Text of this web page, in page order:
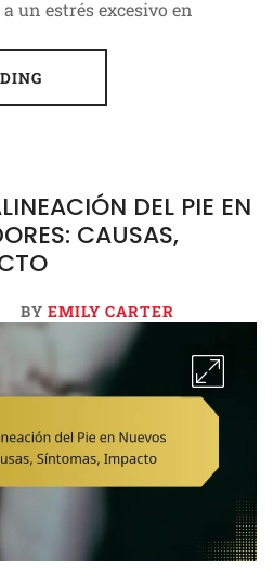
un estrés excesivo en
DEL PIE EN
CAUSAS,
BY EMILY CARTER